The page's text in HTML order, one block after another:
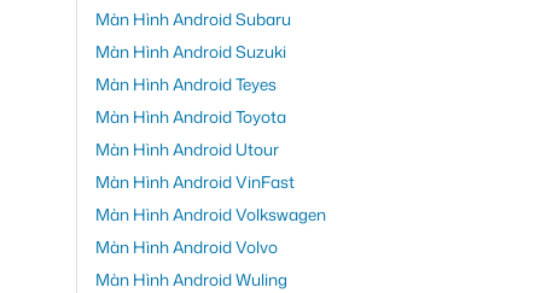
Màn Hình Android Subaru
Màn Hình Android Suzuki
Màn Hình Android Teyes
Màn Hình Android Toyota
Màn Hình Android Utour
Màn Hình Android VinFast
Màn Hình Android Volkswagen
Màn Hình Android Volvo
Màn Hình Android Wuling